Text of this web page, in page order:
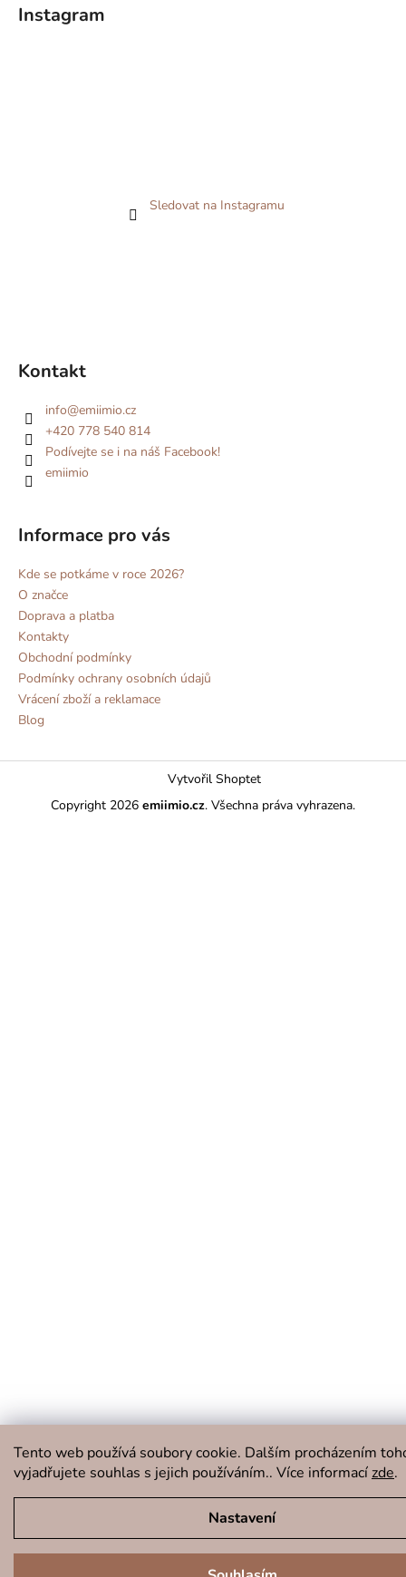
Tento web používá soubory cookie. Dalším procházením
vyjadřujete souhlas s jejich používáním.. Více informací zde.
Nastavení
Instagram
Sledovat na Instagramu
Informace pro vás
Kde se potkáme v roce 2026?
O značce
Doprava a platba
Kontakty
Obchodní podmínky
Podmínky ochrany osobních údajů
Vrácení zboží a reklamace
Blog
Kontakt
info@emiimio.cz
+420 778 540 814
Podívejte se i na náš Facebook!
emiimio
Vytvořil Shoptet
Copyright 2026 emiimio.cz. Všechna práva vyhrazena.